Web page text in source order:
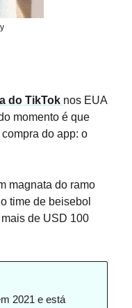
do TikTok nos EUA
momento é que
do app: o
magnata do ramo
time de beisebol
de USD 100
2021 e está